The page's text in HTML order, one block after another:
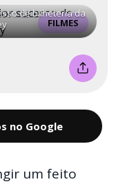
FILMES
de bilheteria da
no Google
um feito